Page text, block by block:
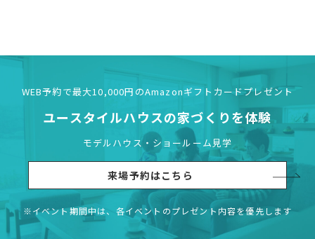
WEB予約で最大10,000円のAmazonギフトカードプレゼント
ユースタイルハウスの家づくりを体験
モデルハウス・ショールーム見学
来場予約はこちら
※イベント期間中は、各イベントのプレゼント内容を優先します